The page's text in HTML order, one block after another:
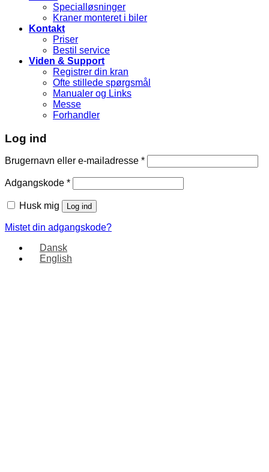
Specialløsninger
Kraner monteret i biler
Kontakt
Priser
Bestil service
Viden & Support
Registrer din kran
Ofte stillede spørgsmål
Manualer og Links
Messe
Forhandler
Log ind
Brugernavn eller e-mailadresse *
Adgangskode *
Husk mig Log ind
Mistet din adgangskode?
Dansk
English